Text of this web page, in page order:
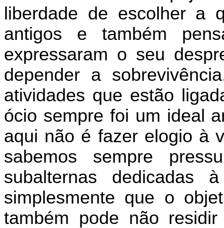
liberdade de escolher a
antigos e também
expressaram o seu
depender a
atividades que estão
ócio sempre foi um ideal
aqui não é fazer elogio à
sabemos sempre
subalternas dedicadas
simplesmente que o
também pode não